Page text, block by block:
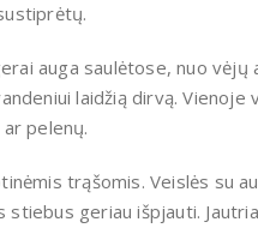
auga saulėtose, nuo
laidžią dirvą.
pelenų.
trąšomis. Veislės su
stiebus geriau išpjauti.